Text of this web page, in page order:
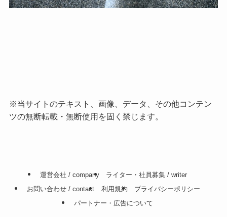
※当サイトのテキスト、画像、データ、その他コンテン
ツの無断転載・無断使用を固く禁じます。
運営会社 / company
ライター・社員募集 / writer
お問い合わせ / contact
利用規約
プライバシーポリシー
パートナー・広告について